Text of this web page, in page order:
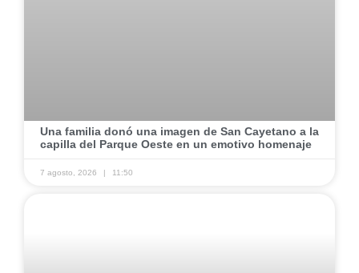
Una familia donó una imagen de San Cayetano a la
capilla del Parque Oeste en un emotivo homenaje
7 agosto, 2026 11:50